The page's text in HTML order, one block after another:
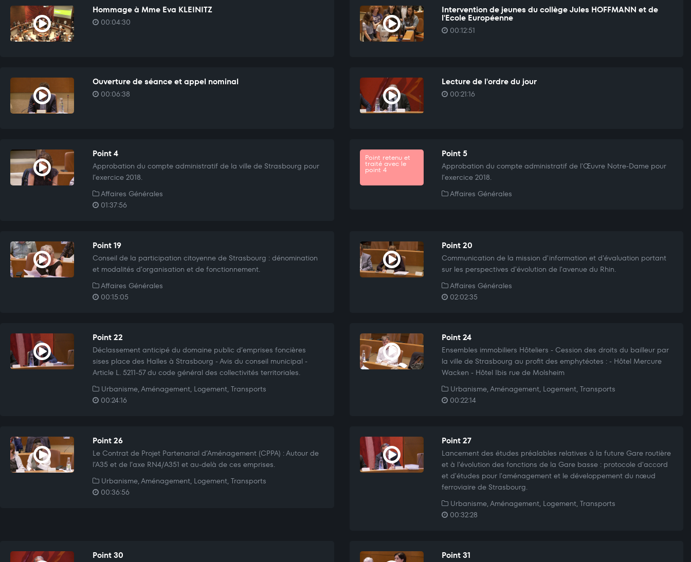
Hommage à Mme Eva KLEINITZ
00:04:30
Intervention de jeunes du collège Jules HOFFMANN et de
l'Ecole Européenne
00:12:51
Ouverture de séance et appel nominal
00:06:38
Lecture de l'ordre du jour
00:21:16
Point 4
Approbation du compte administratif de la ville de Strasbourg pour
l’exercice 2018.
Affaires Générales
01:37:56
Point retenu et
traité avec le
point 4
Point 5
Approbation du compte administratif de l'Œuvre Notre-Dame pour
l’exercice 2018.
Affaires Générales
Point 19
Conseil de la participation citoyenne de Strasbourg : dénomination
et modalités d’organisation et de fonctionnement.
Affaires Générales
00:15:05
Point 20
Communication de la mission d'information et d'évaluation portant
sur les perspectives d'évolution de l'avenue du Rhin.
Affaires Générales
02:02:35
Point 22
Déclassement anticipé du domaine public d’emprises foncières
sises place des Halles à Strasbourg - Avis du conseil municipal -
Article L. 5211-57 du code général des collectivités territoriales.
Urbanisme, Aménagement, Logement, Transports
00:24:16
Point 24
Ensembles immobiliers Hôteliers - Cession des droits du bailleur par
la ville de Strasbourg au profit des emphytéotes : - Hôtel Mercure
Wacken - Hôtel Ibis rue de Molsheim
Urbanisme, Aménagement, Logement, Transports
00:22:14
Point 26
Le Contrat de Projet Partenarial d’Aménagement (CPPA) : Autour de
l’A35 et de l’axe RN4/A351 et au-delà de ces emprises.
Urbanisme, Aménagement, Logement, Transports
00:36:56
Point 27
Lancement des études préalables relatives à la future Gare routière
et à l'évolution des fonctions de la Gare basse : protocole d'accord
et d'études pour l'aménagement et le développement du nœud
ferroviaire de Strasbourg.
Urbanisme, Aménagement, Logement, Transports
00:32:28
Point 30 Point 31